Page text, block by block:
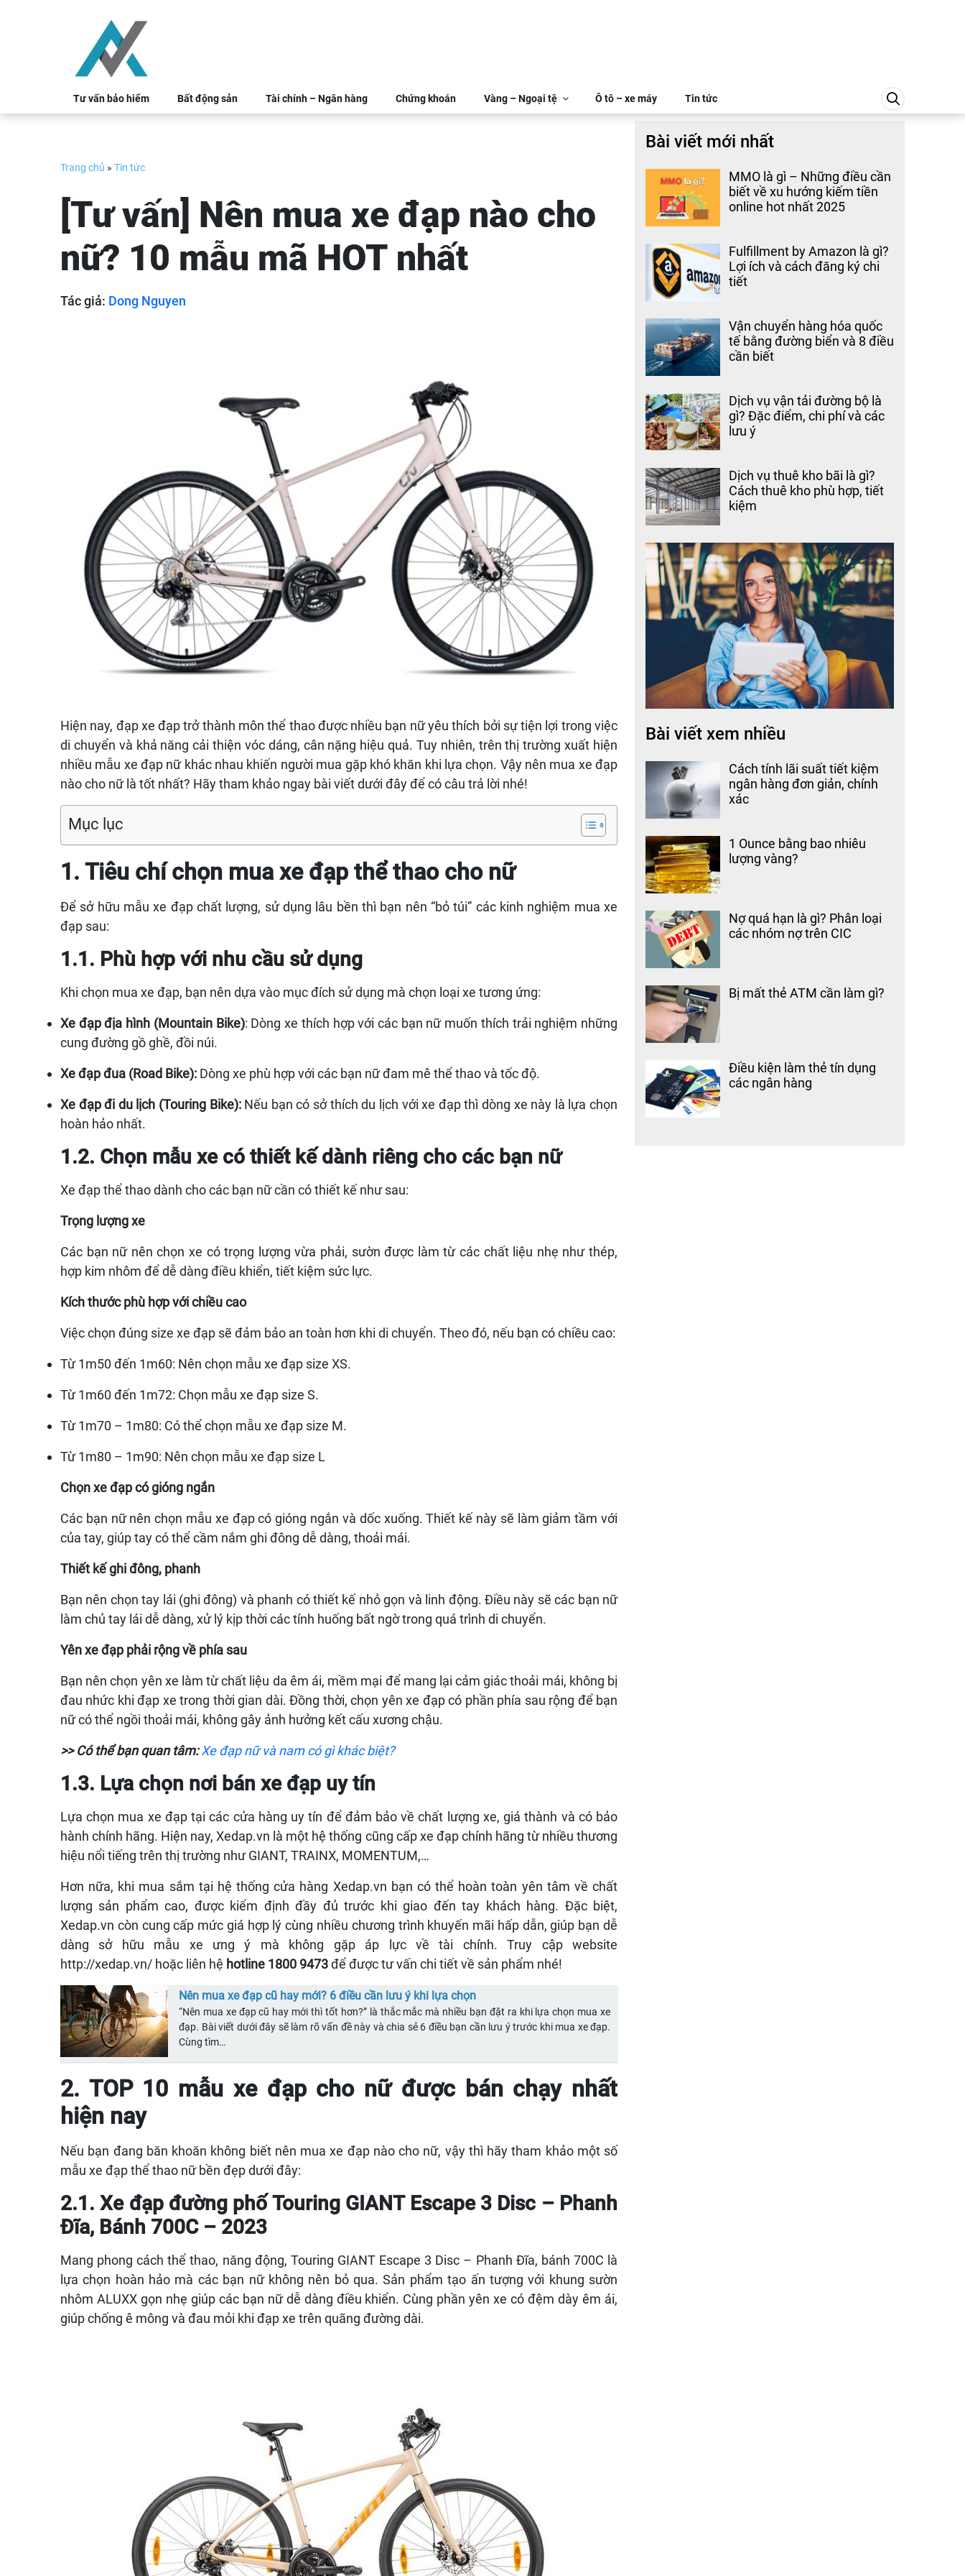
Tư vấn bảo hiểm Bất động sản Tài chính – Ngân hàng Chứng khoán Vàng – Ngoại tệ Ô tô – xe máy Tin tức
Trang chủ » Tin tức
[Tư vấn] Nên mua xe đạp nào cho
nữ? 10 mẫu mã HOT nhất
Tác giả: Dong Nguyen
Hiện nay, đạp xe đạp trở thành môn thể thao được nhiều bạn nữ yêu thích bởi sự tiện lợi trong việc
di chuyển và khả năng cải thiện vóc dáng, cân nặng hiệu quả. Tuy nhiên, trên thị trường xuất hiện
nhiều mẫu xe đạp nữ khác nhau khiến người mua gặp khó khăn khi lựa chọn. Vậy nên mua xe đạp
nào cho nữ là tốt nhất? Hãy tham khảo ngay bài viết dưới đây để có câu trả lời nhé!
Mục lục
1. Tiêu chí chọn mua xe đạp thể thao cho nữ
Để sở hữu mẫu xe đạp chất lượng, sử dụng lâu bền thì bạn nên “bỏ túi” các kinh nghiệm mua xe
đạp sau:
1.1. Phù hợp với nhu cầu sử dụng
Khi chọn mua xe đạp, bạn nên dựa vào mục đích sử dụng mà chọn loại xe tương ứng:
Xe đạp địa hình (Mountain Bike): Dòng xe thích hợp với các bạn nữ muốn thích trải nghiệm những
cung đường gồ ghề, đồi núi.
Xe đạp đua (Road Bike): Dòng xe phù hợp với các bạn nữ đam mê thể thao và tốc độ.
Xe đạp đi du lịch (Touring Bike):Nếu bạn có sở thích du lịch với xe đạp thì dòng xe này là lựa chọn
hoàn hảo nhất.
1.2. Chọn mẫu xe có thiết kế dành riêng cho các bạn nữ
Xe đạp thể thao dành cho các bạn nữ cần có thiết kế như sau:
Trọng lượng xe
Các bạn nữ nên chọn xe có trọng lượng vừa phải, sườn được làm từ các chất liệu nhẹ như thép,
hợp kim nhôm để dễ dàng điều khiển, tiết kiệm sức lực.
Kích thước phù hợp với chiều cao
Việc chọn đúng size xe đạp sẽ đảm bảo an toàn hơn khi di chuyển. Theo đó, nếu bạn có chiều cao:
Từ 1m50 đến 1m60: Nên chọn mẫu xe đạp size XS.
Từ 1m60 đến 1m72: Chọn mẫu xe đạp size S.
Từ 1m70 – 1m80: Có thể chọn mẫu xe đạp size M.
Từ 1m80 – 1m90: Nên chọn mẫu xe đạp size L
Chọn xe đạp có gióng ngắn
Các bạn nữ nên chọn mẫu xe đạp có gióng ngắn và dốc xuống. Thiết kế này sẽ làm giảm tầm với
của tay, giúp tay có thể cầm nắm ghi đông dễ dàng, thoải mái.
Thiết kế ghi đông, phanh
Bạn nên chọn tay lái (ghi đông) và phanh có thiết kế nhỏ gọn và linh động. Điều này sẽ các bạn nữ
làm chủ tay lái dễ dàng, xử lý kịp thời các tính huống bất ngờ trong quá trình di chuyển.
Yên xe đạp phải rộng về phía sau
Bạn nên chọn yên xe làm từ chất liệu da êm ái, mềm mại để mang lại cảm giác thoải mái, không bị
đau nhức khi đạp xe trong thời gian dài. Đồng thời, chọn yên xe đạp có phần phía sau rộng để bạn
nữ có thể ngồi thoải mái, không gây ảnh hưởng kết cấu xương chậu.
>> Có thể bạn quan tâm: Xe đạp nữ và nam có gì khác biệt?
1.3. Lựa chọn nơi bán xe đạp uy tín
Lựa chọn mua xe đạp tại các cửa hàng uy tín để đảm bảo về chất lượng xe, giá thành và có bảo
hành chính hãng. Hiện nay, Xedap.vn là một hệ thống cũng cấp xe đạp chính hãng từ nhiều thương
hiệu nổi tiếng trên thị trường như GIANT, TRAINX, MOMENTUM,…
Hơn nữa, khi mua sắm tại hệ thống cửa hàng Xedap.vn bạn có thể hoàn toàn yên tâm về chất
lượng sản phẩm cao, được kiểm định đầy đủ trước khi giao đến tay khách hàng. Đặc biệt,
Xedap.vn còn cung cấp mức giá hợp lý cùng nhiều chương trình khuyến mãi hấp dẫn, giúp bạn dễ
dàng sở hữu mẫu xe ưng ý mà không gặp áp lực về tài chính. Truy cập website
http://xedap.vn/ hoặc liên hệ hotline 1800 9473để được tư vấn chi tiết về sản phẩm nhé!
Nên mua xe đạp cũ hay mới? 6 điều cần lưu ý khi lựa chọn
“Nên mua xe đạp cũ hay mới thì tốt hơn?” là thắc mắc mà nhiều bạn đặt ra khi lựa chọn mua xe
đạp. Bài viết dưới đây sẽ làm rõ vấn đề này và chia sẻ 6 điều bạn cần lưu ý trước khi mua xe đạp.
Cùng tìm…
2. TOP 10 mẫu xe đạp cho nữ được bán chạy nhất
hiện nay
Nếu bạn đang băn khoăn không biết nên mua xe đạp nào cho nữ, vậy thì hãy tham khảo một số
mẫu xe đạp thể thao nữ bền đẹp dưới đây:
2.1. Xe đạp đường phố Touring GIANT Escape 3 Disc – Phanh
Đĩa, Bánh 700C – 2023
Mang phong cách thể thao, năng động, Touring GIANT Escape 3 Disc – Phanh Đĩa, bánh 700C là
lựa chọn hoàn hảo mà các bạn nữ không nên bỏ qua. Sản phẩm tạo ấn tượng với khung sườn
nhôm ALUXX gọn nhẹ giúp các bạn nữ dễ dàng điều khiển. Cùng phần yên xe có đệm dày êm ái,
giúp chống ê mông và đau mỏi khi đạp xe trên quãng đường dài.
Bài viết mới nhất
MMO là gì – Những điều cần
biết về xu hướng kiếm tiền
online hot nhất 2025
Fulfillment by Amazon là gì?
Lợi ích và cách đăng ký chi
tiết
Vận chuyển hàng hóa quốc
tế bằng đường biển và 8 điều
cần biết
Dịch vụ vận tải đường bộ là
gì? Đặc điểm, chi phí và các
lưu ý
Dịch vụ thuê kho bãi là gì?
Cách thuê kho phù hợp, tiết
kiệm
Bài viết xem nhiều
Cách tính lãi suất tiết kiệm
ngân hàng đơn giản, chính
xác
1 Ounce bằng bao nhiêu
lượng vàng?
Nợ quá hạn là gì? Phân loại
các nhóm nợ trên CIC
Bị mất thẻ ATM cần làm gì?
Điều kiện làm thẻ tín dụng
các ngân hàng